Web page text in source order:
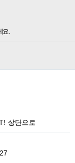
요.
상단으로